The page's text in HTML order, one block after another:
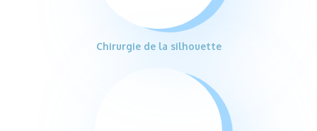
Chirurgie de la silhouette